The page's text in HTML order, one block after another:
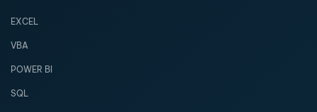
EXCEL
VBA
POWER BI
SQL